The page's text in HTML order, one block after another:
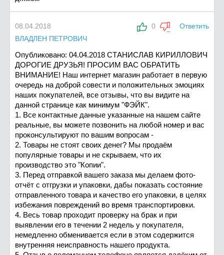
0 Ответить
08.04.2018
ВЛАДЛЕН ПЕТРОВИЧ
Опубликовано: 04.04.2018 CТАНИСЛАВ КИРИЛЛОВИЧ
ДОРОГИЕ ДРУЗЬЯ! ПРОСИМ ВАС ОБРАТИТЬ
ВНИМАНИЕ! Наш интернет магазин работает в первую
очередь на доброй совести и положительных эмоциях
наших покупателей, все отзывы, что вы видите на
данной странице как минимум "ФЭЙК".
1. Все контактные данные указанные на нашем сайте
реальные, вы можете позвонить на любой номер и вас
проконсультируют по вашим вопросам -
2. Товары не стоят своих денег? Мы продаём
популярные товары и не скрываем, что их
производство это "Копии".
3. Перед отправкой вашего заказа мы делаем фото-
отчёт с отгрузки и упаковки, дабы показать состояние
отправленного товара и качество его упаковки, в целях
избежания повреждений во время транспортировки.
4. Весь товар проходит проверку на брак и при
выявлении его в течении 2 недель у покупателя,
немедленно обменивается если в этом содержится
внутренняя неисправность нашего продукта.